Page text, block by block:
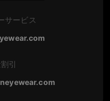
サービス
引